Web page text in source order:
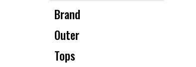
Brand
Outer
Tops